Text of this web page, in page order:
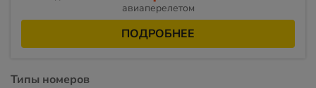
авиаперелетом
ПОДРОБНЕЕ
Типы номеров